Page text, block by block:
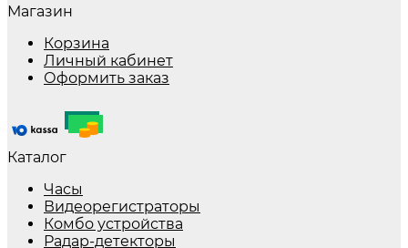
Магазин
Корзина
Личный кабинет
Оформить заказ
Каталог
Часы
Видеорегистраторы
Комбо устройства
Радар-детекторы